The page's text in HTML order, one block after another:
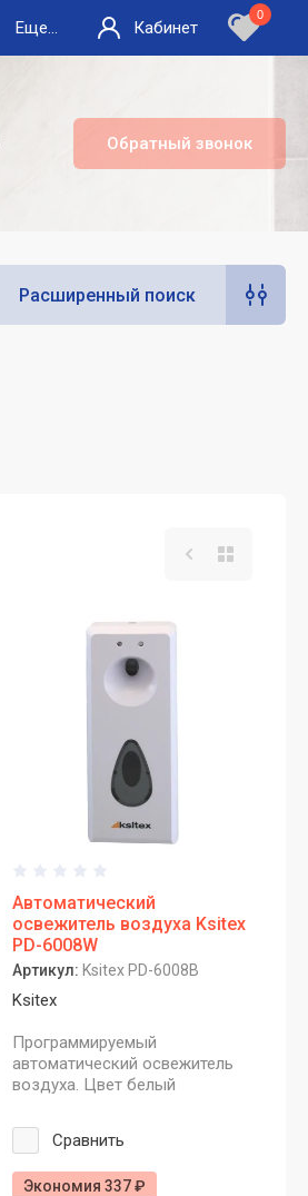
Еще... Кабинет
0
Обратный звонок
Расширенный поиск
Автоматический
освежитель воздуха Ksitex
PD-6008W
Артикул: Ksitex PD-6008B
Ksitex
Программируемый
автоматический освежитель
воздуха. Цвет белый
Сравнить
Экономия 337 ₽